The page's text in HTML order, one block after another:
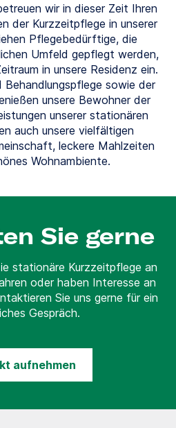
wir in dieser Zeit Ihren
der Kurzzeitpflege in unserer
Pflegebedürftige, die
Umfeld gepflegt werden,
in unsere Residenz ein.
Behandlungspflege sowie der
unsere Bewohner der
unserer stationären
auch unsere vielfältigen
leckere Mahlzeiten
Wohnambiente.
Sie gerne
stationäre Kurzzeitpflege an
oder haben Interesse an
Sie uns gerne für ein
Gespräch.
aufnehmen